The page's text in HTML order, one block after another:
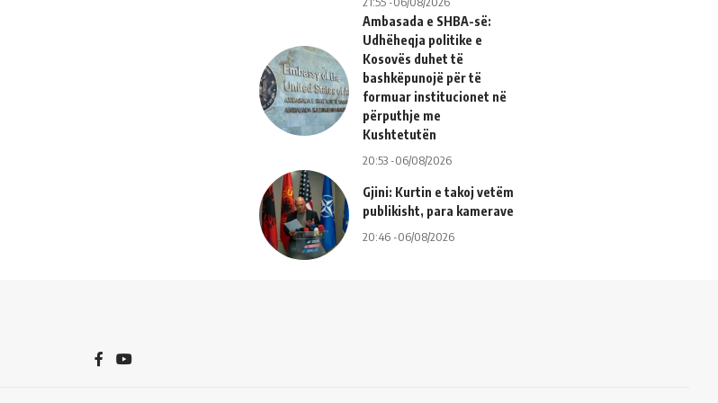
Ambasada e SHBA-së:
Udhëheqja politike e
Kosovës duhet të
bashkëpunojë për të
formuar institucionet në
përputhje me
Kushtetutën
20:53 -06/08/2026
Gjini: Kurtin e takoj vetëm
publikisht, para kamerave
20:46 -06/08/2026